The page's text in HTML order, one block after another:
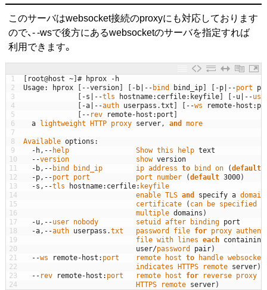
このサーバはwebsocket接続のproxyにも対応しております
ので、- -wsで後方にあるwebsocketのサーバを指定すれば
利用できます。
1
2
3
4
5
6
7
8
9
10
11
12
13
14
15
16
17
18
19
20
21
22
23
24
root@host ~] # hprox -h
Usage: hprox --version] - b| -- bind bind_ip] -p| --port
-s --tls hostname: cerfile: keyfile] -u| --
-a| --auth userpass .txt --ws remote- host :
-- rev remote- host : port
a
lightweight HTTP proxy server, and more
Available options :
- h, -- help Show this help text
--version show version
- b, -- bind bind_ip ip address to bind on (default:
-p, --port port port number (default 3000)
-s , --tls hostname: cerfile: keyfile
enable TLS and specify a
certificate
( can be specified
multiple domains )
-u, --user nobody setuid after binding port
-a, --auth userpass .txt password file for proxy
file with lines each containing
user/password pair)
--ws remote- host : port remote host to handle
indicates
HTTPS remote server)
-- rev remote- host : port remote host for reverse proxy
HTTPS
remote server)